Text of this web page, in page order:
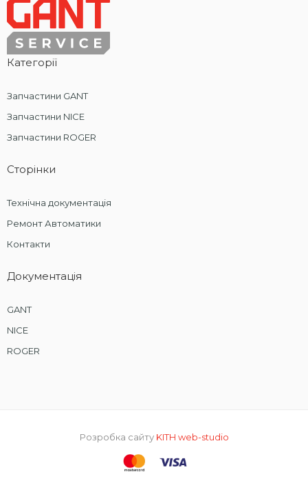
Категорії
Запчастини GANT
Запчастини NICE
Запчастини ROGER
Сторінки
Технічна документація
Ремонт Автоматики
Контакти
Документація
GANT
NICE
ROGER
Розробка сайту KITH web-studio